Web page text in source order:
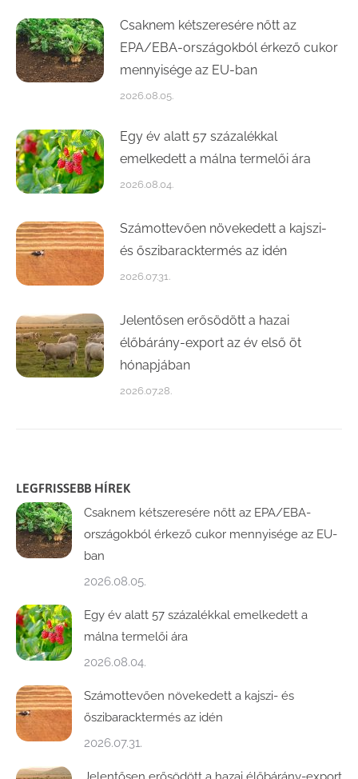
Csaknem kétszeresére nőtt az
EPA/EBA-országokból érkező cukor
mennyisége az EU-ban
2026.08.05.
Egy év alatt 57 százalékkal
emelkedett a málna termelői ára
2026.08.04.
Számottevően növekedett a kajszi-
és őszibaracktermés az idén
2026.07.31.
Jelentősen erősödött a hazai
élőbárány-export az év első öt
hónapjában
2026.07.28.
LEGFRISSEBB HÍREK
Csaknem kétszeresére nőtt az EPA/EBA-
országokból érkező cukor mennyisége az EU-
ban
2026.08.05.
Egy év alatt 57 százalékkal emelkedett a
málna termelői ára
2026.08.04.
Számottevően növekedett a kajszi- és
őszibaracktermés az idén
2026.07.31.